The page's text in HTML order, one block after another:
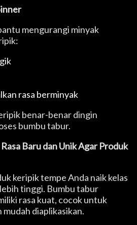
mengurangi minyak
rasa berminyak
benar-benar dingin
bumbu tabur.
Baru dan Unik Agar Produk
keripik tempe Anda naik kelas
tinggi. Bumbu tabur
rasa kuat, cocok untuk
mudah diaplikasikan.